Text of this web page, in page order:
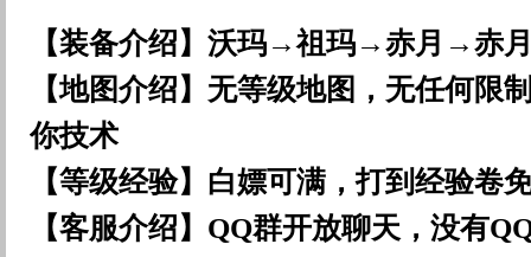
【装备介绍】沃玛→祖玛→赤月→赤
【地图介绍】无等级地图，无任何限
你技术
【等级经验】白嫖可满，打到经验卷
【客服介绍】QQ群开放聊天，没有